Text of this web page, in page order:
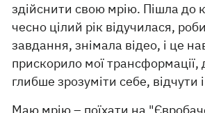
здійснити свою мрію. Пішла до
чесно цілий рік відучилася,
завдання, знімала відео, і це
прискорило мої трансформації,
глибше зрозуміти себе,